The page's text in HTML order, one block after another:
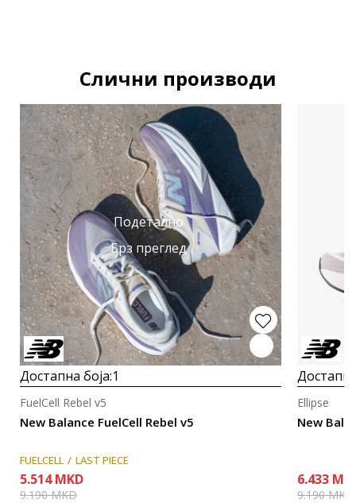
Слични производи
Подетално
Брз преглед
Достапна боја:1
New Balance FuelCell Rebel v5
FuelCell Rebel v5
FUELCELL LAST PIECE
5.514 MKD
9.190MKD
New
Ellipse
6.433
9.190MKD